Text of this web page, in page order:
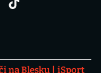
na Blesku
iSport